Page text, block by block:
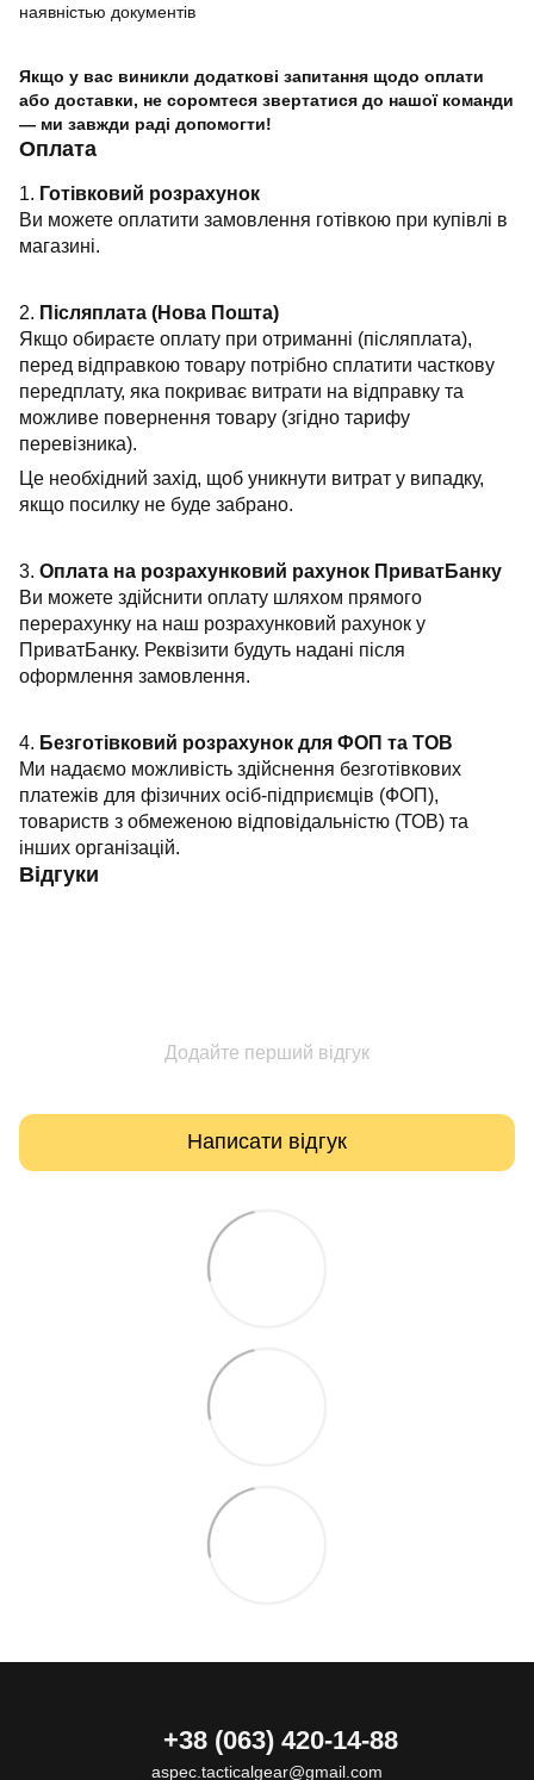
наявністью документів
Якщо у вас виникли додаткові запитання щодо оплати
або доставки, не соромтеся звертатися до нашої команди
— ми завжди раді допомогти!
Оплата
1. Готівковий розрахунок
Ви можете оплатити замовлення готівкою при купівлі в
магазині.
2. Післяплата (Нова Пошта)
Якщо обираєте оплату при отриманні (післяплата),
перед відправкою товару потрібно сплатити часткову
передплату, яка покриває витрати на відправку та
можливе повернення товару (згідно тарифу
перевізника).
Це необхідний захід, щоб уникнути витрат у випадку,
якщо посилку не буде забрано.
3. Оплата на розрахунковий рахунок ПриватБанку
Ви можете здійснити оплату шляхом прямого
перерахунку на наш розрахунковий рахунок у
ПриватБанку. Реквізити будуть надані після
оформлення замовлення.
4. Безготівковий розрахунок для ФОП та ТОВ
Ми надаємо можливість здійснення безготівкових
платежів для фізичних осіб-підприємців (ФОП),
товариств з обмеженою відповідальністю (ТОВ) та
інших організацій.
Відгуки
Додайте перший відгук
Написати відгук
+38 (063) 420-14-88
aspec.tacticalgear@gmail.com